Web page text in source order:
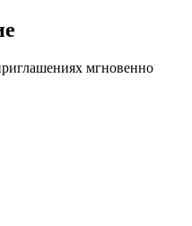
мгновенно